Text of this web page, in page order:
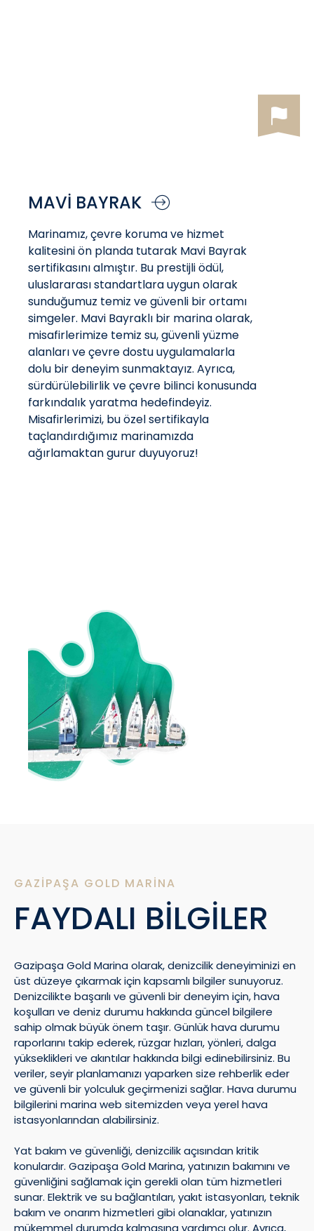
MAVİ BAYRAK
Marinamız, çevre koruma ve hizmet
kalitesini ön planda tutarak Mavi Bayrak
sertifikasını almıştır. Bu prestijli ödül,
uluslararası standartlara uygun olarak
sunduğumuz temiz ve güvenli bir ortamı
simgeler. Mavi Bayraklı bir marina olarak,
misafirlerimize temiz su, güvenli yüzme
alanları ve çevre dostu uygulamalarla
dolu bir deneyim sunmaktayız. Ayrıca,
sürdürülebilirlik ve çevre bilinci konusunda
farkındalık yaratma hedefindeyiz.
Misafirlerimizi, bu özel sertifikayla
taçlandırdığımız marinamızda
ağırlamaktan gurur duyuyoruz!
GAZIPAŞA GOLD MARINA
FAYDALI BILGILER
Gazipaşa Gold Marina olarak, denizcilik deneyiminizi en
üst düzeye çıkarmak için kapsamlı bilgiler sunuyoruz.
Denizcilikte başarılı ve güvenli bir deneyim için, hava
koşulları ve deniz durumu hakkında güncel bilgilere
sahip olmak büyük önem taşır. Günlük hava durumu
raporlarını takip ederek, rüzgar hızları, yönleri, dalga
yükseklikleri ve akıntılar hakkında bilgi edinebilirsiniz. Bu
veriler, seyir planlamanızı yaparken size rehberlik eder
ve güvenli bir yolculuk geçirmenizi sağlar. Hava durumu
bilgilerini marina web sitemizden veya yerel hava
istasyonlarından alabilirsiniz.
Yat bakım ve güvenliği, denizcilik açısından kritik
konulardır. Gazipaşa Gold Marina, yatınızın bakımını ve
güvenliğini sağlamak için gerekli olan tüm hizmetleri
sunar. Elektrik ve su bağlantıları, yakıt istasyonları, teknik
bakım ve onarım hizmetleri gibi olanaklar, yatınızın
mükemmel durumda kalmasına yardımcı olur. Ayrıca,